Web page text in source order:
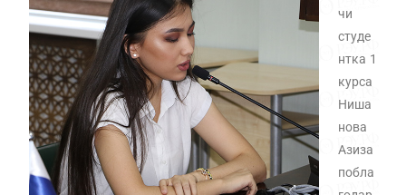
чи
студе
нтка 1
курса
Ниша
нова
Азиза
побла